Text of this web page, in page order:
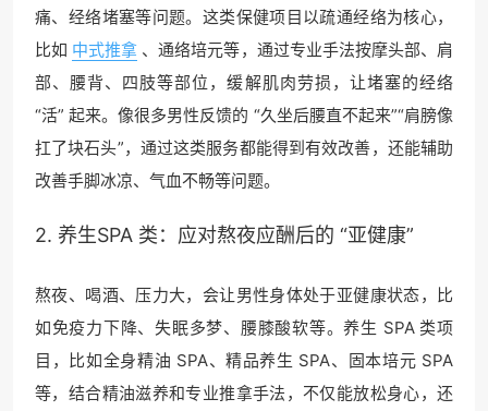
痛、经络堵塞等问题。这类保健项目以疏通经络为核心，
比如 中式推拿 、通络培元等，通过专业手法按摩头部、肩
部、腰背、四肢等部位，缓解肌肉劳损，让堵塞的经络
“活” 起来。像很多男性反馈的 “久坐后腰直不起来”“肩膀像
扛了块石头”，通过这类服务都能得到有效改善，还能辅助
改善手脚冰凉、气血不畅等问题。
2. 养生SPA 类：应对熬夜应酬后的 “亚健康”
熬夜、喝酒、压力大，会让男性身体处于亚健康状态，比
如免疫力下降、失眠多梦、腰膝酸软等。养生 SPA 类项
目，比如全身精油 SPA、精品养生 SPA、固本培元 SPA
等，结合精油滋养和专业推拿手法，不仅能放松身心，还